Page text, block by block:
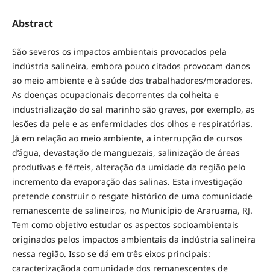
Abstract
São severos os impactos ambientais provocados pela
indústria salineira, embora pouco citados provocam danos
ao meio ambiente e à saúde dos trabalhadores/moradores.
As doenças ocupacionais decorrentes da colheita e
industrialização do sal marinho são graves, por exemplo, as
lesões da pele e as enfermidades dos olhos e respiratórias.
Já em relação ao meio ambiente, a interrupção de cursos
d’água, devastação de manguezais, salinização de áreas
produtivas e férteis, alteração da umidade da região pelo
incremento da evaporação das salinas. Esta investigação
pretende construir o resgate histórico de uma comunidade
remanescente de salineiros, no Município de Araruama, RJ.
Tem como objetivo estudar os aspectos socioambientais
originados pelos impactos ambientais da indústria salineira
nessa região. Isso se dá em três eixos principais:
caracterizaçãoda comunidade dos remanescentes de